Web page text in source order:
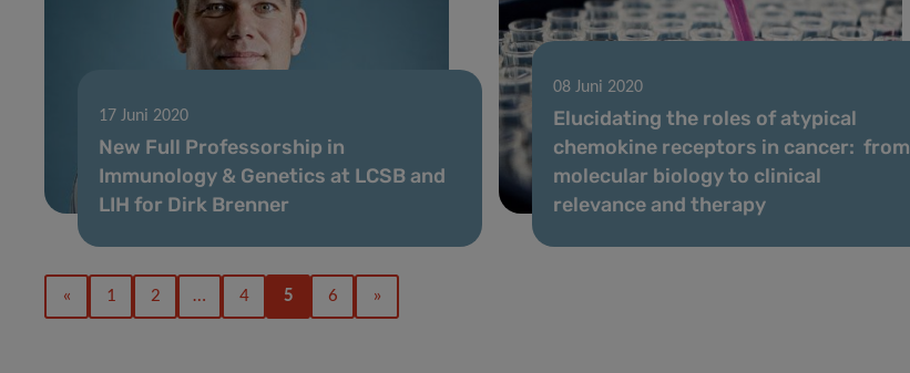
17 Juni 2020
New Full Professorship in
Immunology & Genetics at LCSB and
LIH for Dirk Brenner
08 Juni 2020
Elucidating the roles of atypical
chemokine receptors in cancer: from
molecular biology to clinical
relevance and therapy
« 1 2 … 4 5 6 »